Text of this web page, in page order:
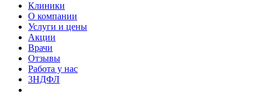
Клиники
О компании
Услуги и цены
Акции
Врачи
Отзывы
Работа у нас
3НДФЛ